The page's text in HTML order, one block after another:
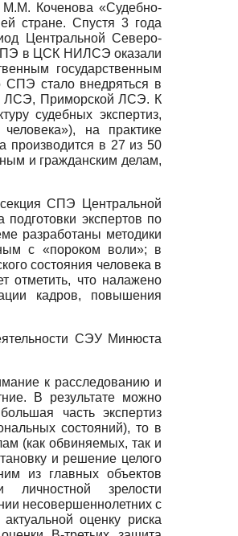
М.М. Коченова «Судебно-
стране. Спустя 3 года
Центральной Северо-
в ЦСК НИЛСЭ оказали
государственным
стало внедряться в
ЛСЭ, Приморской ЛСЭ. К
судебных экспертиз,
на практике
производится в 27 из 50
и гражданским делам,
СПЭ Центральной
экспертов по
разработаны методики
с «пороком воли»; в
состояния человека в
отметить, что налажено
кадров, повышения
СЭУ Минюста
к расследованию и
В результате можно
часть экспертиз
состояний), то в
(как обвиняемых, так и
и решение целого
из главных объектов
личностной зрелости
несовершеннолетних с
оценку риска